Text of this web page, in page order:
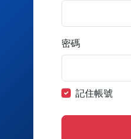
密碼
記住帳號